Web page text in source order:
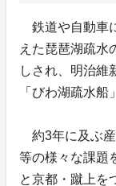
鉄道や自動車
えた琵琶湖疏水
しされ、明治維
「びわ湖疏水船
約3年に及ぶ産
等の様々な課題
と京都・蹴上を